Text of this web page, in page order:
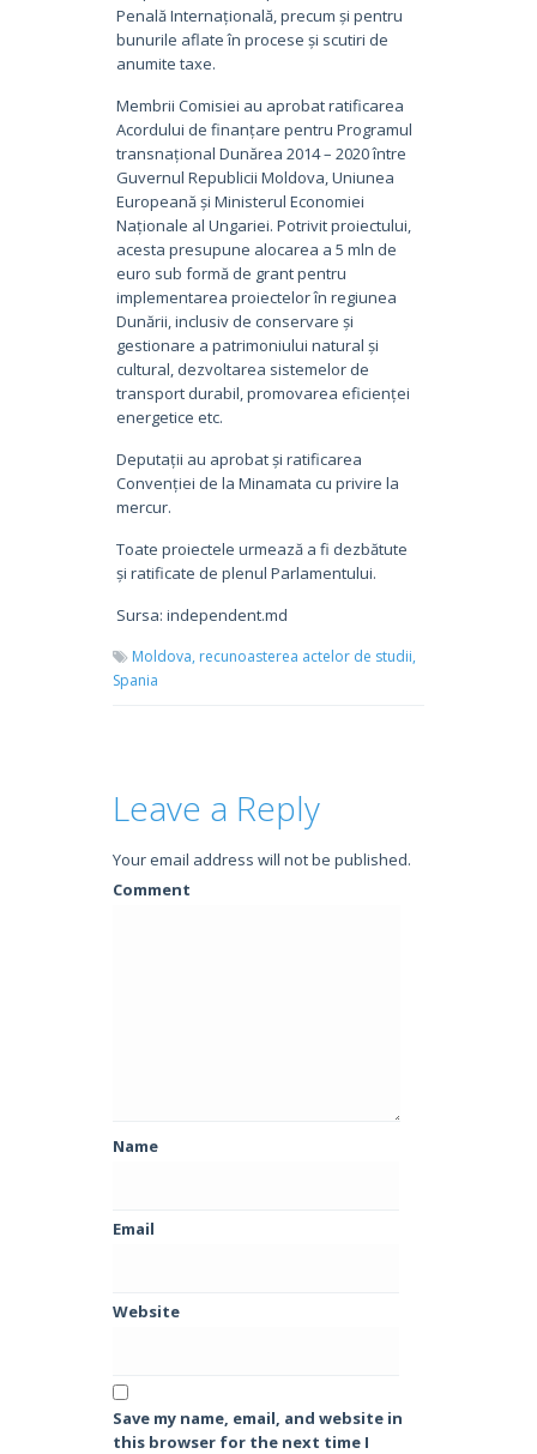
Penală Internațională, precum și pentru
bunurile aflate în procese și scutiri de
anumite taxe.
Membrii Comisiei au aprobat ratificarea
Acordului de finanțare pentru Programul
transnațional Dunărea 2014 – 2020 între
Guvernul Republicii Moldova, Uniunea
Europeană și Ministerul Economiei
Naționale al Ungariei. Potrivit proiectului,
acesta presupune alocarea a 5 mln de
euro sub formă de grant pentru
implementarea proiectelor în regiunea
Dunării, inclusiv de conservare și
gestionare a patrimoniului natural și
cultural, dezvoltarea sistemelor de
transport durabil, promovarea eficienței
energetice etc.
Deputații au aprobat și ratificarea
Convenției de la Minamata cu privire la
mercur.
Toate proiectele urmează a fi dezbătute
și ratificate de plenul Parlamentului.
Sursa: independent.md
Moldova, recunoasterea actelor de studii,
Spania
Leave a Reply
Your email address will not be published.
Comment
Name
Email
Website
Save my name, email, and website in
this browser for the next time I